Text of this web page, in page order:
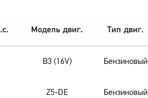
Модель двиг. Тип двиг.
B3 (16V) Бензиновый
Z5-DE Бензиновый